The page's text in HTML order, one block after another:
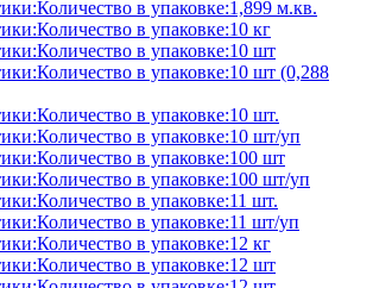
в упаковке:1,899 м.кв.
в упаковке:10 кг
в упаковке:10 шт
в упаковке:10 шт (0,288
в упаковке:10 шт.
в упаковке:10 шт/уп
в упаковке:100 шт
в упаковке:100 шт/уп
в упаковке:11 шт.
в упаковке:11 шт/уп
в упаковке:12 кг
в упаковке:12 шт